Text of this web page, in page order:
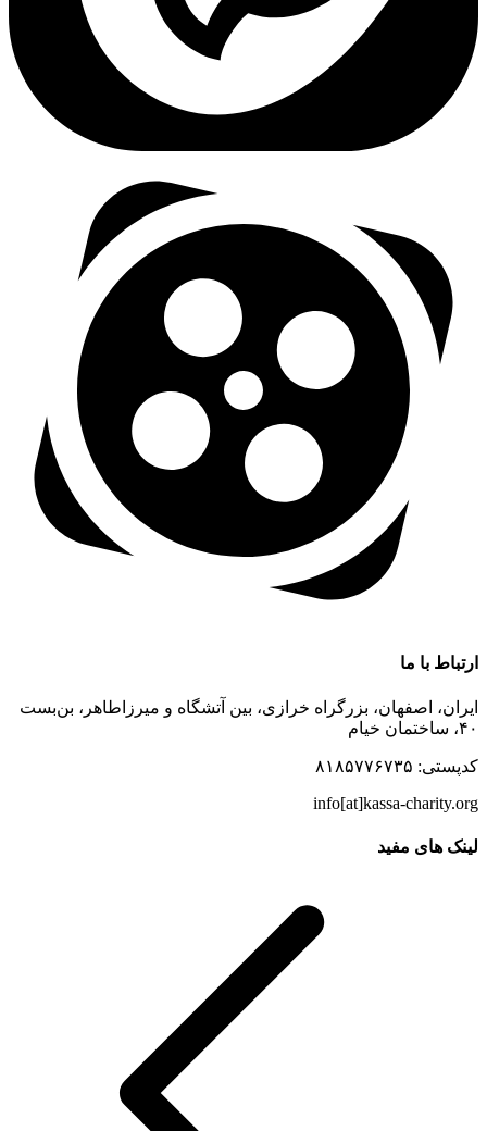
ارتباط با ما
ایران، اصفهان، بزرگراه خرازی، بین آتشگاه و میرزاطاهر، بن‌بست
۴۰، ساختمان خیام
کدپستی: ۸۱۸۵۷۷۶۷۳۵
info[at]kassa-charity.org
لینک های مفید